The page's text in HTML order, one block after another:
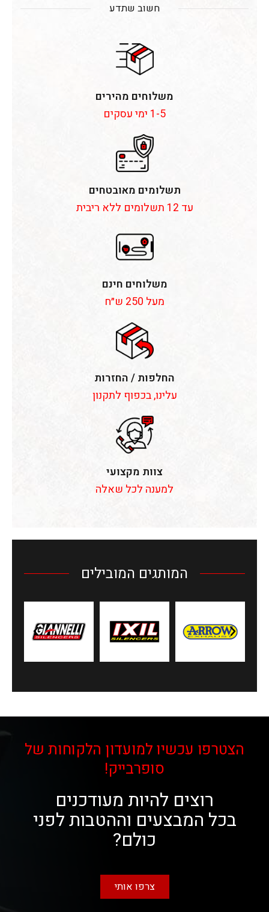
חשוב שתדע
משלוחים מהירים
1-5 ימי עסקים
תשלומים מאובטחים
עד 12 תשלומים ללא ריבית
משלוחים חינם
מעל 250 ש״ח
החלפות / החזרות
עלינו, בכפוף לתקנון
צוות מקצועי
למענה לכל שאלה
המותגים המובילים
הצטרפו עכשיו למועדון הלקוחות של
סופרבייק!
רוצים להיות מעודכנים
בכל המבצעים וההטבות לפני
כולם?
צרפו אותי